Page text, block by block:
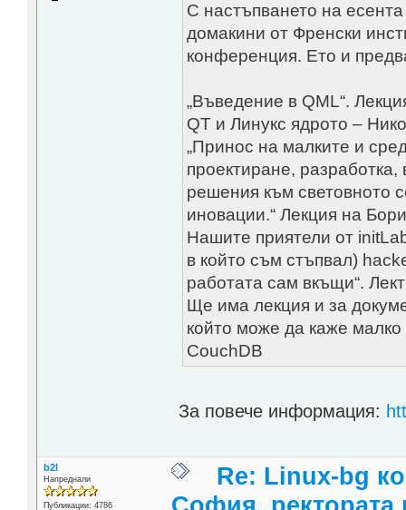
С настъпването на
домакини от Френски
конференция. Ето и
„Въведение в QML“.
QT и Линукс ядрото –
„Принос на малките и
проектиране,
решения към световното
иновации.“ Лекция на
Нашите приятели от
в който съм стъпвал)
работата сам вкъщи“.
Ще има лекция и за
който може да каже
CouchDB
За повече информация:
b2l
Напреднали
Публикации: 4786
Re: Linux-bg